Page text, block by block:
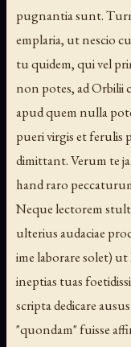
pugnantia sunt.
emplaria, ut nescio
tu quidem, qui vel
non potes, ad Orbilii
apud quem nulla
pueri virgis et ferulis
dimittant. Verum te
hand raro
Neque lectorem
ulterius audaciae
ime laborare solet) ut
ineptias tuas
scripta dedicare
"quondam" fuisse